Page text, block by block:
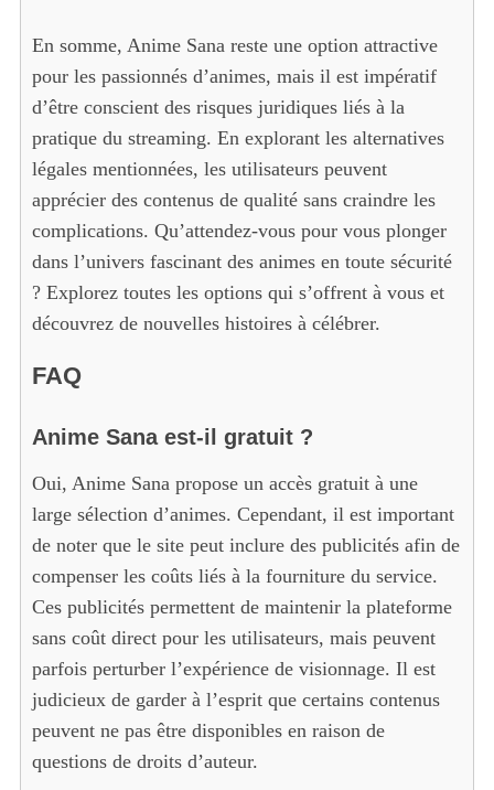
En somme, Anime Sana reste une option attractive
pour les passionnés d’animes, mais il est impératif
d’être conscient des risques juridiques liés à la
pratique du streaming. En explorant les alternatives
légales mentionnées, les utilisateurs peuvent
apprécier des contenus de qualité sans craindre les
complications. Qu’attendez-vous pour vous plonger
dans l’univers fascinant des animes en toute sécurité
? Explorez toutes les options qui s’offrent à vous et
découvrez de nouvelles histoires à célébrer.
FAQ
Anime Sana est-il gratuit ?
Oui, Anime Sana propose un accès gratuit à une
large sélection d’animes. Cependant, il est important
de noter que le site peut inclure des publicités afin de
compenser les coûts liés à la fourniture du service.
Ces publicités permettent de maintenir la plateforme
sans coût direct pour les utilisateurs, mais peuvent
parfois perturber l’expérience de visionnage. Il est
judicieux de garder à l’esprit que certains contenus
peuvent ne pas être disponibles en raison de
questions de droits d’auteur.